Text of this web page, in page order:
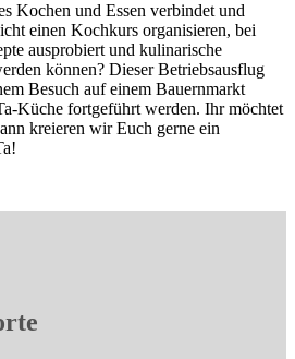
Kochen und Essen verbindet und
einen Kochkurs organisieren, bei
ausprobiert und kulinarische
können? Dieser Betriebsausflug
Besuch auf einem Bauernmarkt
Küche fortgeführt werden. Ihr möchtet
kreieren wir Euch gerne ein